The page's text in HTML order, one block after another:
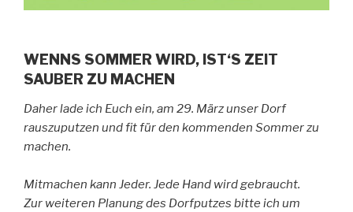
WENNS SOMMER WIRD, IST‘S ZEIT
SAUBER ZU MACHEN
Daher lade ich Euch ein, am 29. März unser Dorf
rauszuputzen und fit für den kommenden Sommer zu
machen.
Mitmachen kann Jeder. Jede Hand wird gebraucht.
Zur weiteren Planung des Dorfputzes bitte ich um